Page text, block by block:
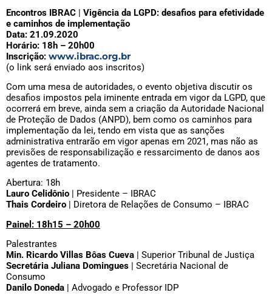
Encontros IBRAC | Vigência da LGPD: desafios para efetividade
e caminhos de implementação
Data: 21.09.2020
Horário: 18h – 20h00
Inscrição: www.ibrac.org.br
(o link será enviado aos inscritos)
Com uma mesa de autoridades, o evento objetiva discutir os
desafios impostos pela iminente entrada em vigor da LGPD, que
ocorrerá em breve, ainda sem a criação da Autoridade Nacional
de Proteção de Dados (ANPD), bem como os caminhos para
implementação da lei, tendo em vista que as sanções
administrativa entrarão em vigor apenas em 2021, mas não as
previsões de responsabilização e ressarcimento de danos aos
agentes de tratamento.
Abertura: 18h
Lauro Celidônio
Presidente – IBRAC
Thais Cordeiro | Diretora de Relações de Consumo – IBRAC
Painel: 18h15 – 20h00
Palestrantes
Min. Ricardo Villas Bôas Cueva | Superior Tribunal de Justiça
Secretária Juliana Domingues | Secretária Nacional de
Consumo
Danilo Doneda | Advogado e Professor IDP